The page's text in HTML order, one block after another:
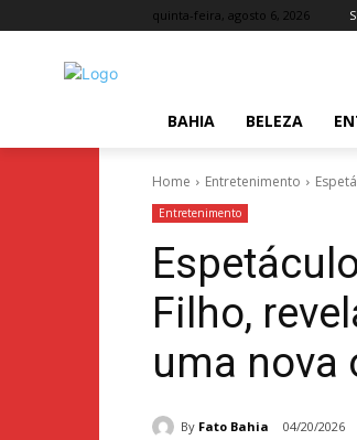
quinta-feira, agosto 6, 2026
BAHIA BELEZA
Home Entretenimento
Entretenimento
Filho,
uma nova
By Fato Bahia 04/20/2026